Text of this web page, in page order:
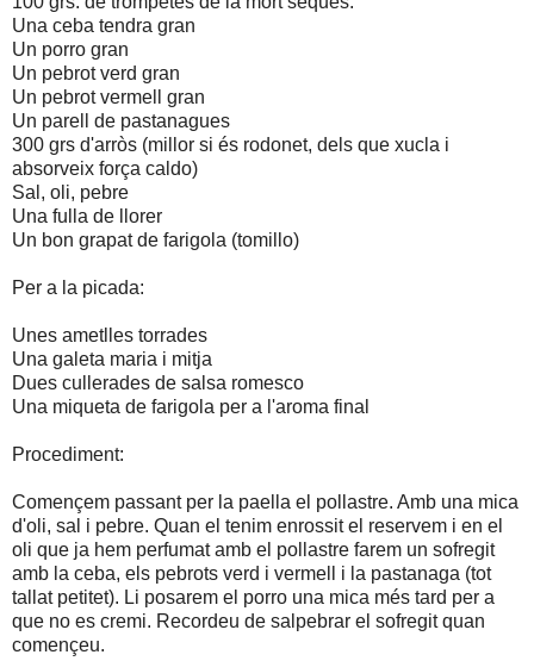
Una ceba tendra gran
Un porro gran
Un pebrot verd gran
Un pebrot vermell gran
Un parell de pastanagues
300 grs d'arròs (millor si és rodonet, dels que xucla i
absorveix força caldo)
Sal, oli, pebre
Una fulla de llorer
Un bon grapat de farigola (tomillo)
Per a la picada:
Unes ametlles torrades
Una galeta maria i mitja
Dues cullerades de salsa romesco
Una miqueta de farigola per a l'aroma final
Procediment:
Començem passant per la paella el pollastre. Amb una mica
d'oli, sal i pebre. Quan el tenim enrossit el reservem i en el
oli que ja hem perfumat amb el pollastre farem un sofregit
amb la ceba, els pebrots verd i vermell i la pastanaga (tot
tallat petitet). Li posarem el porro una mica més tard per a
que no es cremi. Recordeu de salpebrar el sofregit quan
començeu.